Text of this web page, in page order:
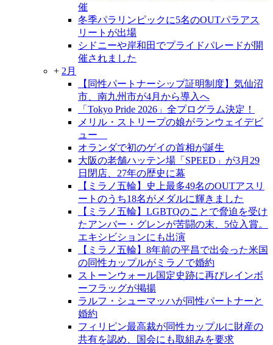
催
冬季パラリンピックに5名のOUTパラアス
リートが出場
シドニーや岸和田でプライドパレードが開
催されました
+ 2月
【同性パートナーシップ証明制度】気仙沼
市、南九州市が4月から導入へ
「Tokyo Pride 2026」全プログラム決定！
メリル・ストリープの娘がランウェイデビ
ュー
オランダで初のゲイの首相が誕生
大阪の老舗ハッテン場「SPEED」が3月29
日閉店、27年の歴史に幕
【ミラノ五輪】史上最多49名のOUTアスリ
ートのうち18名がメダルに輝きました
【ミラノ五輪】LGBTQのことで脅迫を受け
たアンバー・グレンが苦闘の末、5位入賞。
エキシビションにも出演
【ミラノ五輪】8年前の平昌で出会った米国
の同性カップルがミラノで婚約
ストーンウォール国定史跡に再びレインボ
ーフラッグが掲揚
ラルフ・シューマッハが同性パートナーと
婚約
フィリピン最高裁が同性カップルに財産の
共有を認め、国会にも取組みを要求